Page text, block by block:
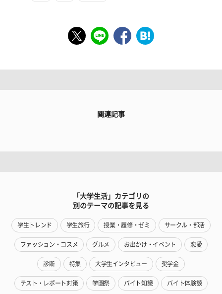
関連記事
「大学生活」カテゴリの
別のテーマの記事を見る
学生トレンド 学生旅行 授業・履修・ゼミ サークル・部活
ファッション・コスメ グルメ お出かけ・イベント 恋愛
診断 特集 大学生インタビュー 奨学金
テスト・レポート対策 学園祭 バイト知識 バイト体験談